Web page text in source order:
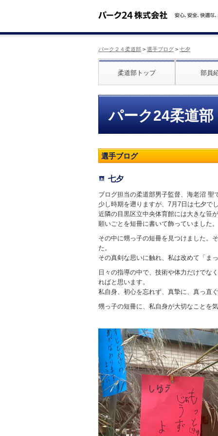
パーク２４柔道部 > 選手ブログ > 七夕
柔道部トップ 部員
パーク24柔道部
選手ブログ
七夕
ブログ担当の柔道部男子監督、海老沼 聖
少し時期を遡りますが、7月7日は七夕で
近隣の目黒区立中央体育館には大きな笹
願いごとを短冊に書いて飾っていました。
その中に甥っ子の短冊を見つけました。
た。
その真剣な思いに触れ、私は改めて「ま
日々の指導の中で、技術や体力だけでな
ればと思います。
私自身、初心を忘れず、真摯に、真っ直
甥っ子の短冊に、私自身が大切なことを